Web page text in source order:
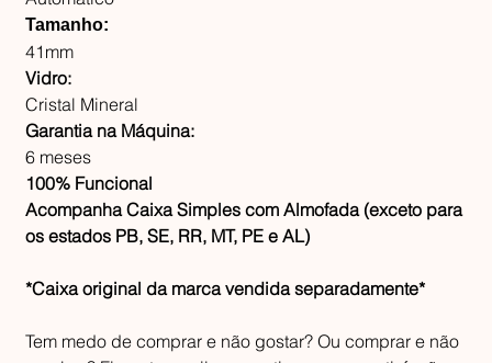
Tamanho:
41mm
Vidro:
Cristal Mineral
Garantia na Máquina:
6 meses
100% Funcional
Acompanha Caixa Simples com Almofada (exceto para
os estados PB, SE, RR, MT, PE e AL)
*Caixa original da marca vendida separadamente*
Tem medo de comprar e não gostar? Ou comprar e não